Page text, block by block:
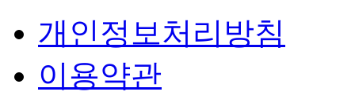
개인정보처리방침
이용약관